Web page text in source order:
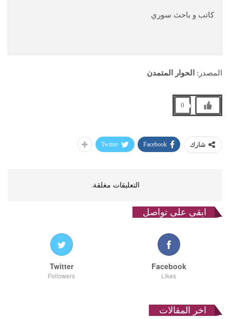
كاتب و باحث سوري
المصدر: الحوار المتمدن
0
شارك Facebook
Twitter
التعليقات مغلقة.
ابقى على تواصل
Facebook
Likes
Twitter
Followers
اخر المقالات